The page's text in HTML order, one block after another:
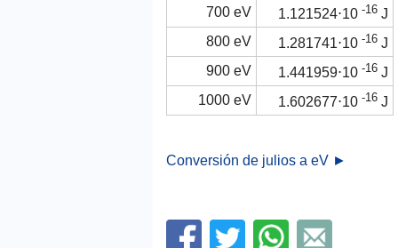
700 eV
1.121524⋅10 -16 J
800 eV
1.281741⋅10 -16 J
900 eV
1.441959⋅10 -16 J
1000 eV
1.602677⋅10 -16 J
Conversión de julios a eV ►